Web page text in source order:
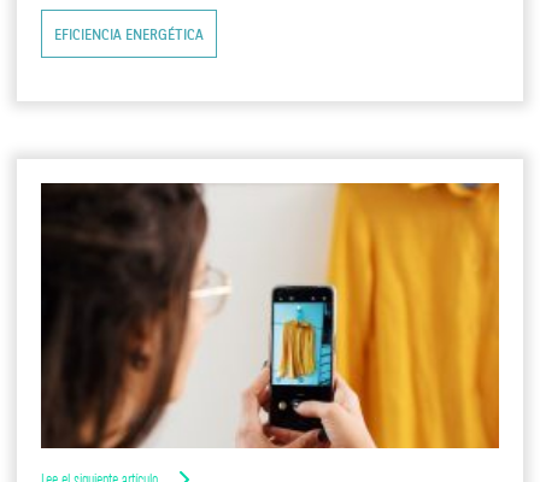
EFICIENCIA ENERGÉTICA